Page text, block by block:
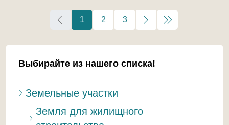
1 2 3
Выбирайте из нашего списка!
Земельные участки
Земля для жилищного